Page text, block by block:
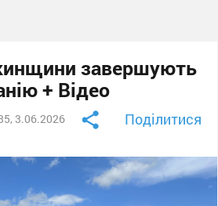
завершують
+ Відео
3.06.2026 Поділитися